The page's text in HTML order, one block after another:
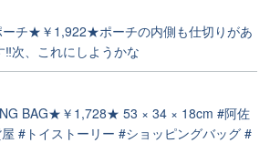
ーチ★￥1,922★ポーチの内側も仕切りがあ
次、これにしようかな
BAG★￥1,728★ 53 × 34 × 18cm #阿佐
#トイストーリー #ショッピングバッグ #